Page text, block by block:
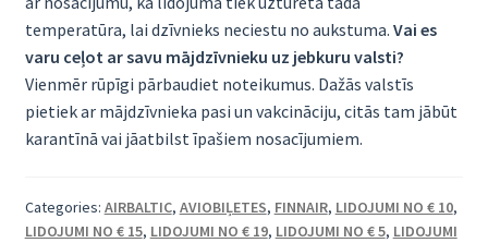
temperatūra, lai dzīvnieks neciestu no aukstuma. Vai es
varu ceļot ar savu mājdzīvnieku uz jebkuru valsti?
Vienmēr rūpīgi pārbaudiet noteikumus. Dažās valstīs
pietiek ar mājdzīvnieka pasi un vakcināciju, citās tam jābūt
karantīnā vai jāatbilst īpašiem nosacījumiem.
Categories: AIRBALTIC, AVIOBIĻETES, FINNAIR, LIDOJUMI NO € 10,
LIDOJUMI NO € 15, LIDOJUMI NO € 19, LIDOJUMI NO € 5, LIDOJUMI